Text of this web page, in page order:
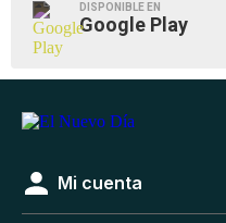
DISPONIBLE EN
Google Play
Mi cuenta